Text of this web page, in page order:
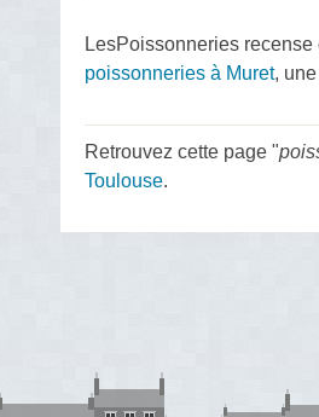
LesPoissonneries
poissonneries à Muret, une
Retrouvez cette page "
Toulouse.